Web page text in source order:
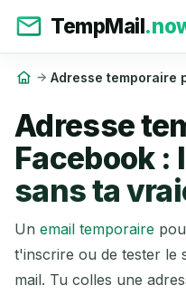
TempMail
Adresse temporaire
Adresse
Facebook
sans ta
Un email temporaire
t'inscrire ou de tester le
mail. Tu colles une